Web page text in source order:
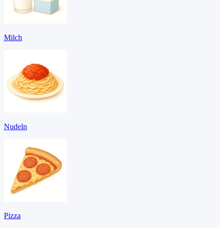
Milch
Nudeln
Pizza